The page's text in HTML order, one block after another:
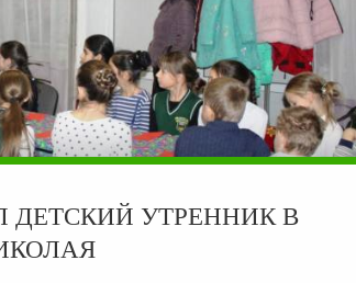
УТРЕННИК В